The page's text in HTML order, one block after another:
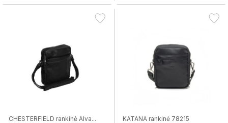
CHESTERFIELD rankinė Alva... KATANA rankinė 78215